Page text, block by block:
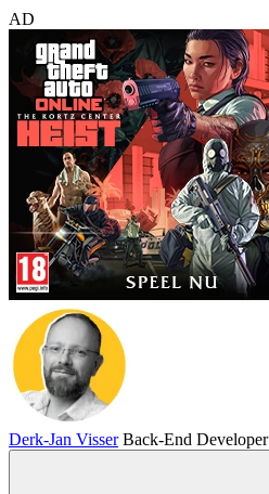
AD
Derk-Jan Visser Back-End Developer